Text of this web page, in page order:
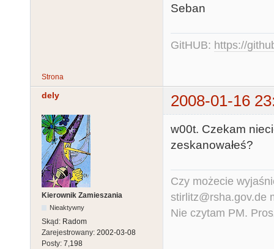
Seban
GitHUB: https://
Strona
dely 2008-01-16
Kierownik Zamieszania
Nieaktywny
Skąd: Radom
Zarejestrowany: 2002-03-08
Posty: 7,198
w00t. Czekam
zeskanowałeś?
Czy możecie
stirlitz@rsha.gov.de
Nie czytam PM.